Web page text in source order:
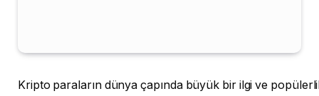
Kripto paraların dünya çapında büyük bir ilgi ve